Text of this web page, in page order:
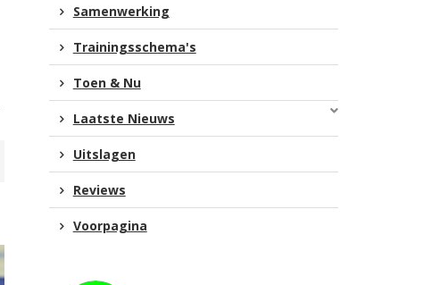
Samenwerking
Trainingsschema's
Toen & Nu
Laatste Nieuws
Uitslagen
Reviews
Voorpagina